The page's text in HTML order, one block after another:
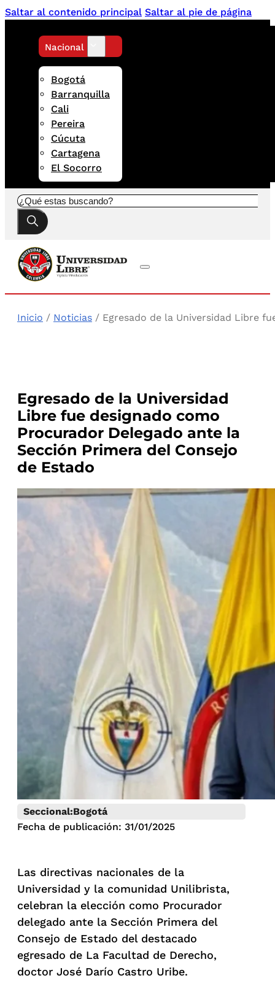
Saltar al contenido principal Saltar al pie de página
Nacional
Bogotá
Barranquilla
Cali
Pereira
Cúcuta
Cartagena
El Socorro
Buscar
Inicio / Noticias / Egresado de la Universidad Libre
Egresado de la Universidad
Libre fue designado como
Procurador Delegado ante la
Sección Primera del Consejo
de Estado
Seccional:Bogotá
Fecha de publicación: 31/01/2025
Las directivas nacionales de la
Universidad y la comunidad Unilibrista,
celebran la elección como Procurador
delegado ante la Sección Primera del
Consejo de Estado del destacado
egresado de La Facultad de Derecho,
doctor José Darío Castro Uribe.